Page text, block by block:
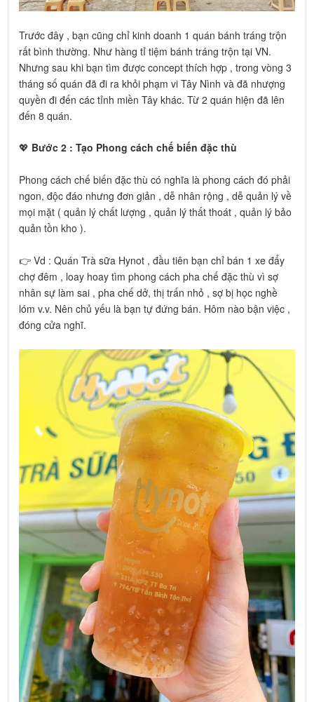
Trước đây , bạn cũng chỉ kinh doanh 1 quán bánh tráng trộn
rất bình thường. Như hàng tỉ tiệm bánh tráng trộn tại VN.
Nhưng sau khi bạn tìm được concept thích hợp , trong vòng 3
tháng số quán đã đi ra khỏi phạm vi Tây Nình và đã nhượng
quyền đi đến các tỉnh miền Tây khác. Từ 2 quán hiện đã lên
đến 8 quán.
💖 Bước 2 : Tạo Phong cách chế biến đặc thù
Phong cách chế biến đặc thù có nghĩa là phong cách đó phải
ngon, độc đáo nhưng đơn giản , dễ nhân rộng , dễ quản lý về
mọi mặt ( quản lý chất lượng , quản lý thất thoát , quản lý bảo
quản tồn kho ).
👉 Vd : Quán Trà sữa Hynot , đầu tiên bạn chỉ bán 1 xe đẩy
chợ đêm , loay hoay tìm phong cách pha chế đặc thù vì sợ
nhân sự làm sai , pha chế dở, thị trấn nhỏ , sợ bị học nghề
lóm v.v. Nên chủ yếu là bạn tự đứng bán. Hôm nào bận việc ,
đóng cửa nghĩ.